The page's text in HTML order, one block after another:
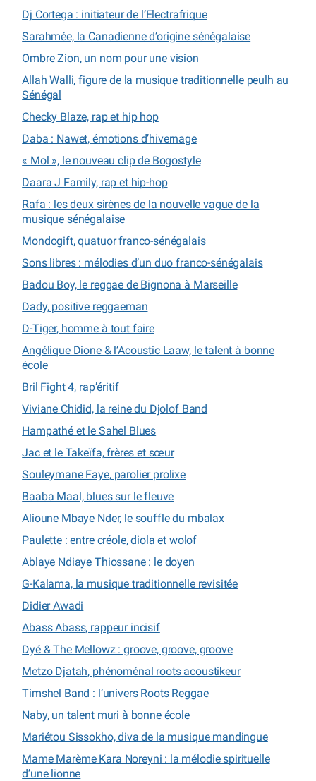
Dj Cortega : initiateur de l’Electrafrique
Sarahmée, la Canadienne d’origine sénégalaise
Ombre Zion, un nom pour une vision
Allah Walli, figure de la musique traditionnelle peulh au
Sénégal
Checky Blaze, rap et hip hop
Daba : Nawet, émotions d’hivernage
« Mol », le nouveau clip de Bogostyle
Daara J Family, rap et hip-hop
Rafa : les deux sirènes de la nouvelle vague de la
musique sénégalaise
Mondogift, quatuor franco-sénégalais
Sons libres : mélodies d’un duo franco-sénégalais
Badou Boy, le reggae de Bignona à Marseille
Dady, positive reggaeman
D-Tiger, homme à tout faire
Angélique Dione & l’Acoustic Laaw, le talent à bonne
école
Bril Fight 4, rap’éritif
Viviane Chidid, la reine du Djolof Band
Hampathé et le Sahel Blues
Jac et le Takeïfa, frères et sœur
Souleymane Faye, parolier prolixe
Baaba Maal, blues sur le fleuve
Alioune Mbaye Nder, le souffle du mbalax
Paulette : entre créole, diola et wolof
Ablaye Ndiaye Thiossane : le doyen
G-Kalama, la musique traditionnelle revisitée
Didier Awadi
Abass Abass, rappeur incisif
Dyé & The Mellowz : groove, groove, groove
Metzo Djatah, phénoménal roots acoustikeur
Timshel Band : l’univers Roots Reggae
Naby, un talent muri à bonne école
Mariétou Sissokho, diva de la musique mandingue
Mame Marème Kara Noreyni : la mélodie spirituelle
d’une lionne